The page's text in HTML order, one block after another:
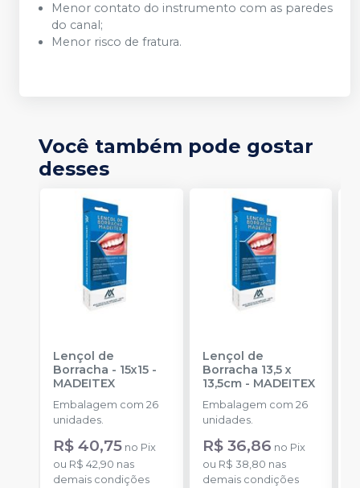
Menor contato do instrumento com as paredes
do canal;
Menor risco de fratura.
Você também pode gostar
desses
Lençol de
Borracha - 15x15 -
MADEITEX
Embalagem com 26
unidades.
R$ 40,75 no Pix
ou R$ 42,90 nas
demais condições
Lençol de
Borracha 13,5 x
13,5cm- MADEITEX
Embalagem com 26
unidades.
R$ 36,86 no Pix
ou R$ 38,80 nas
demais condições